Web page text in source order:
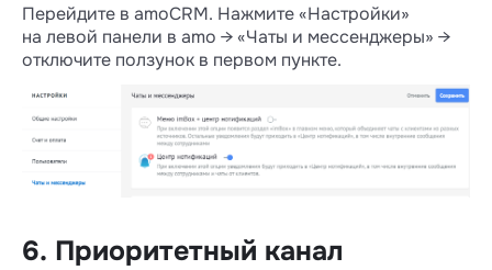
Перейдите в amoCRM. Нажмите «Настройки»
на левой панели в amo → «Чаты и мессенджеры» →
отключите ползунок в первом пункте.
6. Приоритетный канал